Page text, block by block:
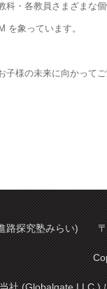
・各教員さまざまな
を象っています。
様の未来に向かって
路探究塾みらい) 〒